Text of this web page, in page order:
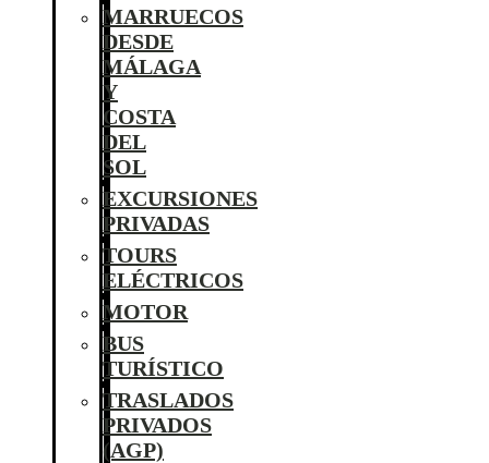
MARRUECOS
DESDE
MÁLAGA
Y
COSTA
DEL
SOL
EXCURSIONES
PRIVADAS
TOURS
ELÉCTRICOS
MOTOR
BUS
TURÍSTICO
TRASLADOS
PRIVADOS
(AGP)